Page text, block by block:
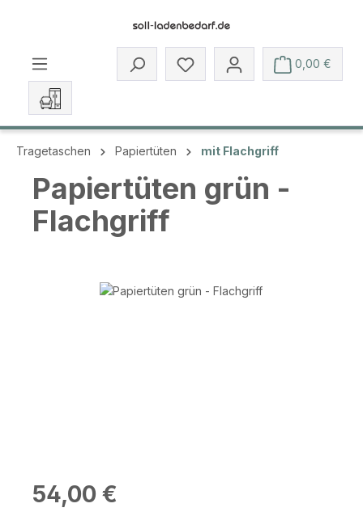
Du hast 0 Produkte auf dem
0,00 €
Tragetaschen Papiertüten mit Flachgriff
Papiertüten grün -
Flachgriff
Bildergalerie überspringen
Regulärer Preis:
54,00 €